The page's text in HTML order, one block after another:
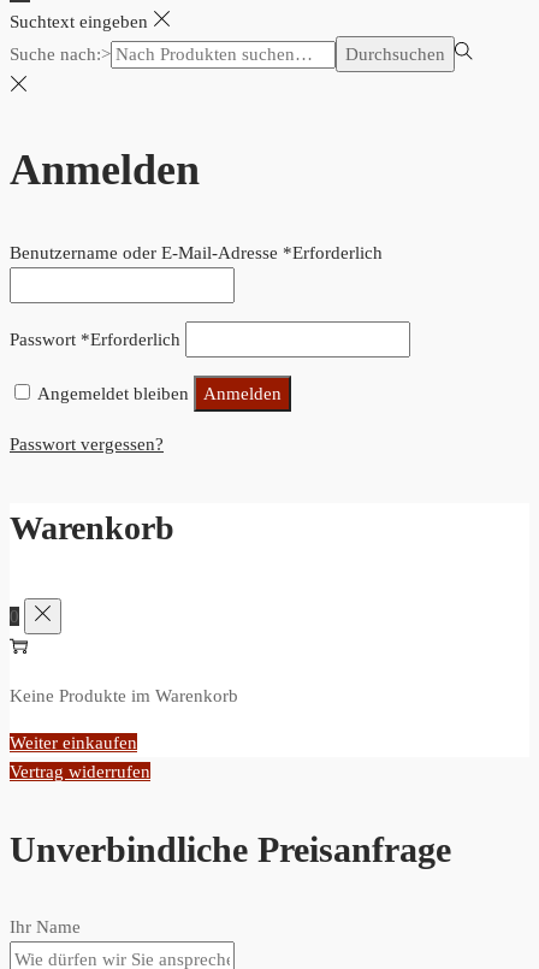
Suchtext eingeben
Suche nach:>
Durchsuchen
Anmelden
Benutzername oder E-Mail-Adresse *Erforderlich
Passwort *Erforderlich
Angemeldet bleiben Anmelden
Passwort vergessen?
Warenkorb
0
Keine Produkte im Warenkorb
Weiter einkaufen
Vertrag widerrufen
Unverbindliche Preisanfrage
Ihr Name